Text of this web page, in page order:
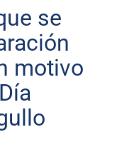
se
motivo